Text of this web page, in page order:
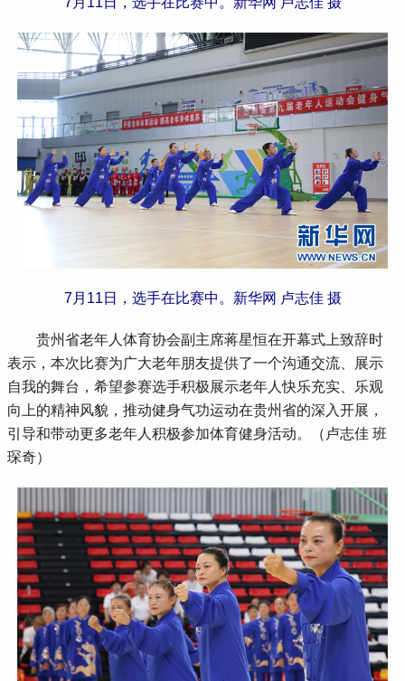
7月11日，选手在比赛中。新华网 卢志佳 摄
贵州省老年人体育协会副主席蒋星恒在开幕式上致辞时
表示，本次比赛为广大老年朋友提供了一个沟通交流、展示
自我的舞台，希望参赛选手积极展示老年人快乐充实、乐观
向上的精神风貌，推动健身气功运动在贵州省的深入开展，
引导和带动更多老年人积极参加体育健身活动。（卢志佳 班
琛奇）